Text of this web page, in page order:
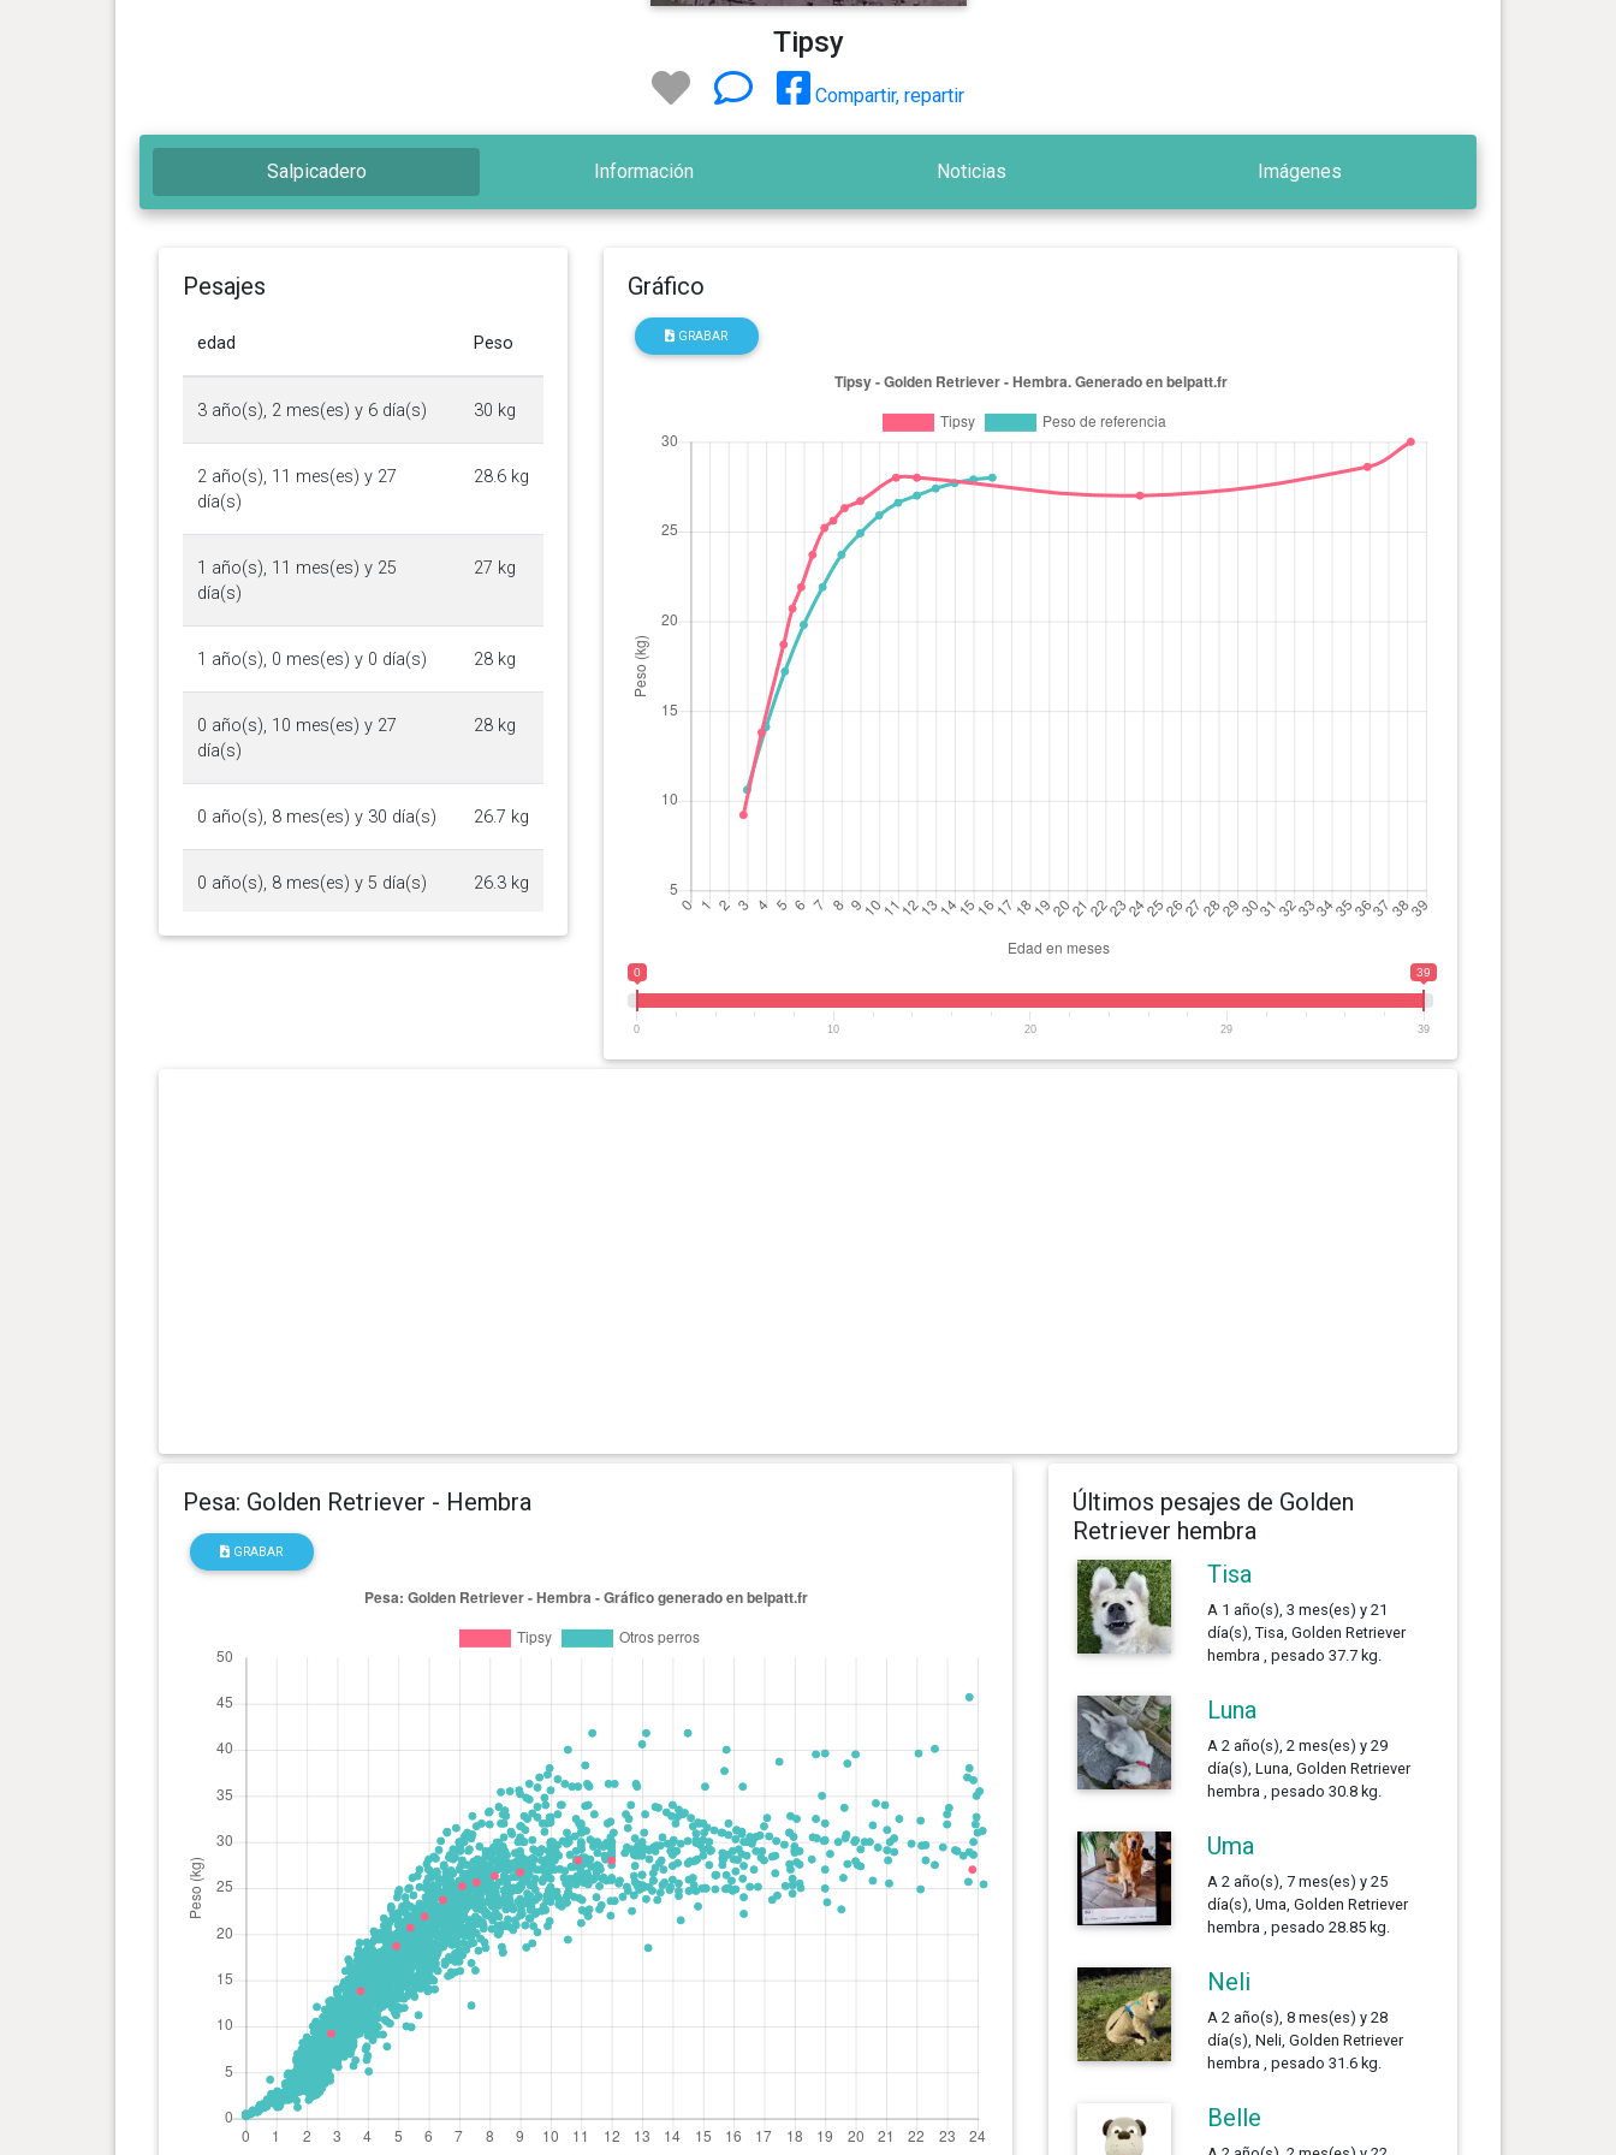
Tipsy
Compartir, repartir
Salpicadero Información Noticias Imágenes
Pesajes
edad Peso
3 año(s), 2 mes(es) y 6 día(s) 30 kg
2 año(s), 11 mes(es) y 27
día(s)
28.6 kg
1 año(s), 11 mes(es) y 25
día(s)
27 kg
1 año(s), 0 mes(es) y 0 día(s) 28 kg
0 año(s), 10 mes(es) y 27
día(s)
28 kg
0 año(s), 8 mes(es) y 30 día(s) 26.7 kg
0 año(s), 8 mes(es) y 5 día(s) 26.3 kg
Gráfico
GRABAR
0 39
0 10 20 29 39
Pesa: Golden Retriever - Hembra
GRABAR
Últimos pesajes de Golden
Retriever hembra
Tisa
A 1 año(s), 3 mes(es) y 21
día(s), Tisa, Golden Retriever
hembra , pesado 37.7 kg.
Luna
A 2 año(s), 2 mes(es) y 29
día(s), Luna, Golden Retriever
hembra , pesado 30.8 kg.
Uma
A 2 año(s), 7 mes(es) y 25
día(s), Uma, Golden Retriever
hembra , pesado 28.85 kg.
Neli
A 2 año(s), 8 mes(es) y 28
día(s), Neli, Golden Retriever
hembra , pesado 31.6 kg.
Belle